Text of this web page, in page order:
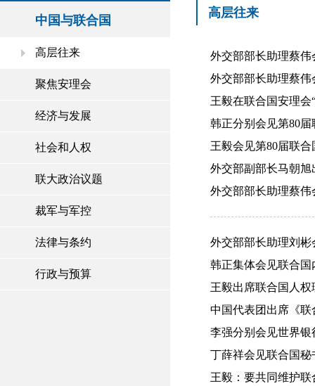
中国与联合国
高层往来
聚焦安理会
经济与发展
社会和人权
联大政治议题
裁军与军控
法律与条约
行政与预算
高层往来
外交部部长助理蔡伟
外交部部长助理蔡伟
王毅在联合国安理会
韩正分别会见第80
王毅会见第80届联合
外交部副部长马朝旭
外交部部长助理蔡伟
外交部部长助理刘彬
韩正集体会见联合国
王毅出席联合国人权
中国代表团出席《联
李强分别会见世界银
丁薛祥会见联合国秘
王毅：要共同维护联